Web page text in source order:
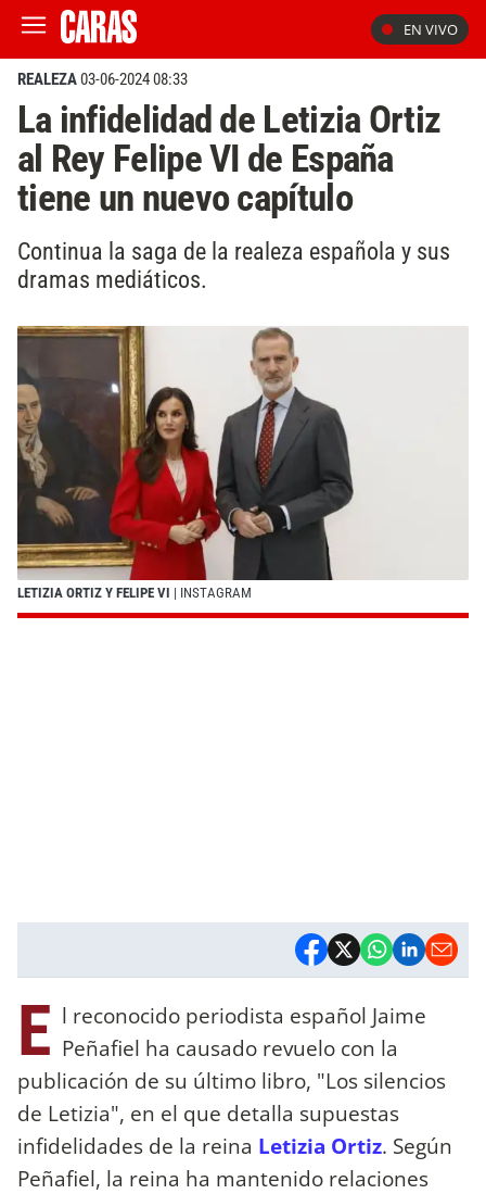
EN VIVO
REALEZA03-06-2024 08:33
La infidelidad de Letizia Ortiz
al Rey Felipe VI de España
tiene un nuevo capítulo
Continua la saga de la realeza española y sus
dramas mediáticos.
LETIZIA ORTIZ Y FELIPE VI | INSTAGRAM
E l reconocido periodista español Jaime
Peñafiel ha causado revuelo con la
publicación de su último libro, "Los silencios
de Letizia", en el que detalla supuestas
infidelidades de la reina Letizia Ortiz. Según
Peñafiel, la reina ha mantenido relaciones